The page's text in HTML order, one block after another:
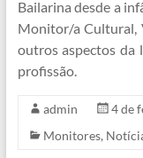
Bailarina desde a
Monitor/a Cultural,
outros aspectos da
profissão.
admin
4 de
Monitores,